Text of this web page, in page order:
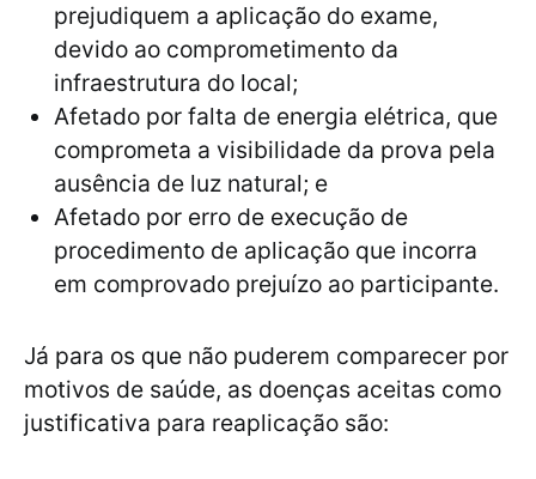
prejudiquem a aplicação do exame,
devido ao comprometimento da
infraestrutura do local;
Afetado por falta de energia elétrica, que
comprometa a visibilidade da prova pela
ausência de luz natural; e
Afetado por erro de execução de
procedimento de aplicação que incorra
em comprovado prejuízo ao participante.
Já para os que não puderem comparecer por
motivos de saúde, as doenças aceitas como
justificativa para reaplicação são: